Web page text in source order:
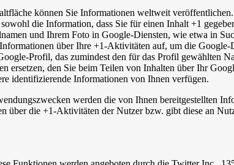
können Sie Informationen weltweit
die Information, dass Sie für einen Inhalt +1
und Ihrem Foto in Google-Diensten, wie etwa in
über Ihre +1-Aktivitäten auf, um die
Profil, das zumindest den für das Profil gewählten
ersetzen, den Sie beim Teilen von Inhalten über Ihr
identifizierende Informationen von Ihnen verfügen.
werden die von Ihnen bereitgestellten
über die +1-Aktivitäten der Nutzer bzw. gibt diese an